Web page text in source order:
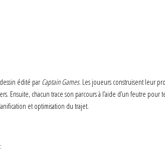
édité parCaptain Games. Les joueurs construisent leur
Ensuite, chacun trace son parcours à l’aide d’un feutre pour
et optimisation du trajet.